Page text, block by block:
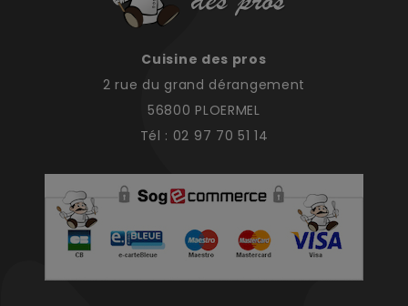
Cuisine des pros
2 rue du grand dérangement
56800 PLOERMEL
Tél : 02 97 70 51 14